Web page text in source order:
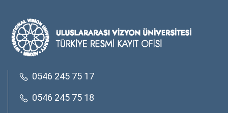
0546 245 75 17
0546 245 75 18